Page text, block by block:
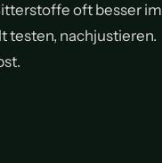
oft besser im
testen, nachjustieren.